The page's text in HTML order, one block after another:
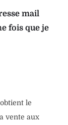
mail
fois que je
le
vente aux